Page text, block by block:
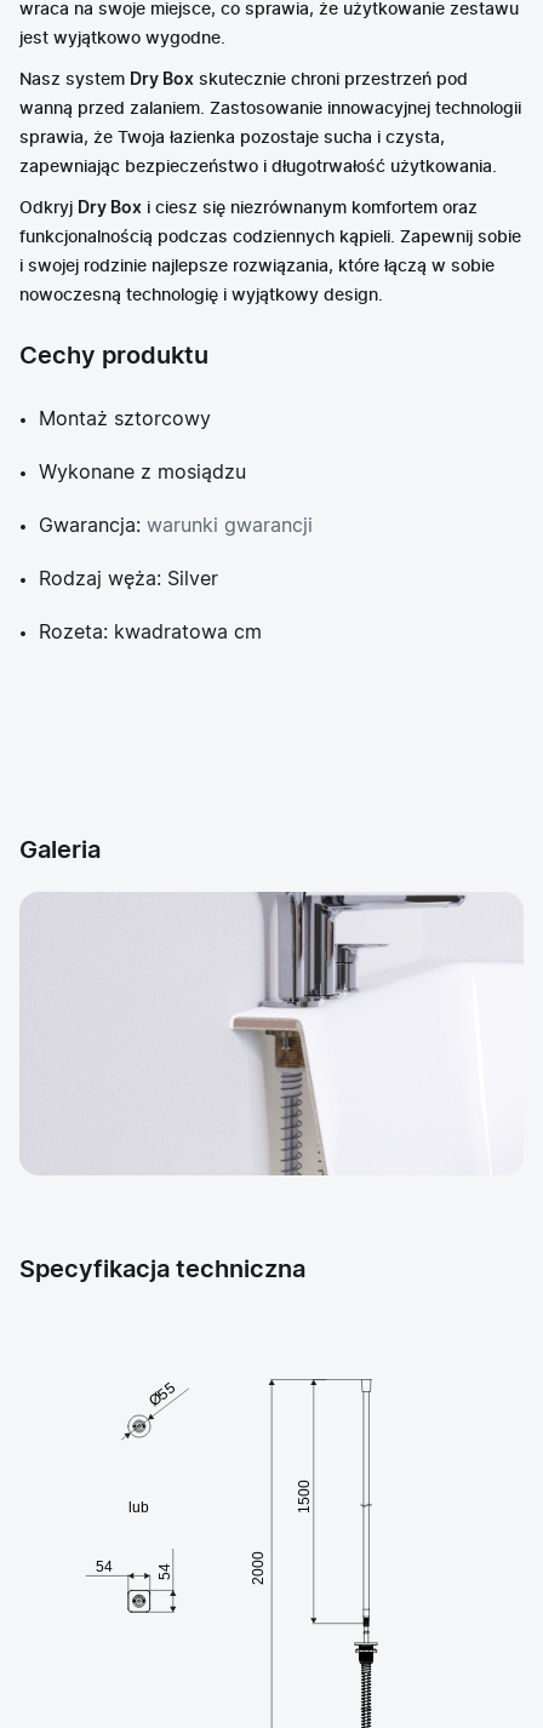
wraca na swoje miejsce, co sprawia, że użytkowanie zestawu
jest wyjątkowo wygodne.
Nasz system Dry Box skutecznie chroni przestrzeń pod
wanną przed zalaniem. Zastosowanie innowacyjnej technologii
sprawia, że Twoja łazienka pozostaje sucha i czysta,
zapewniając bezpieczeństwo i długotrwałość użytkowania.
Odkryj Dry Box i ciesz się niezrównanym komfortem oraz
funkcjonalnością podczas codziennych kąpieli. Zapewnij sobie
i swojej rodzinie najlepsze rozwiązania, które łączą w sobie
nowoczesną technologię i wyjątkowy design.
Cechy produktu
Montaż sztorcowy
Wykonane z mosiądzu
Gwarancja: warunki gwarancji
Rodzaj węża: Silver
Rozeta: kwadratowa cm
Galeria
Specyfikacja techniczna